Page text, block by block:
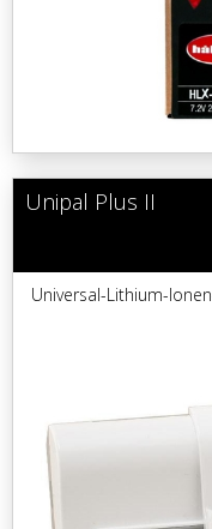
Unipal Plus II
Universal-Lithium-